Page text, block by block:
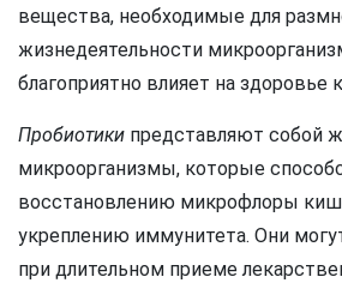
вещества, необходимые для
жизнедеятельности
благоприятно влияет на здоровье
Пробиотики представляют собой
микроорганизмы, которые
восстановлению микрофлоры
укреплению иммунитета. Они
при длительном приеме